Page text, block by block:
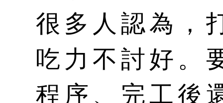
很多人認為，
吃力不討好。
程序、完工後